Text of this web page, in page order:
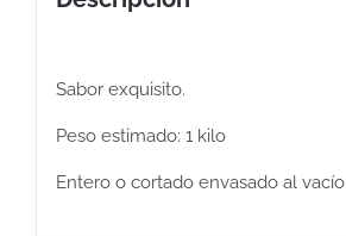
Sabor exquisito.
Peso estimado: 1 kilo
Entero o cortado envasado al vacío